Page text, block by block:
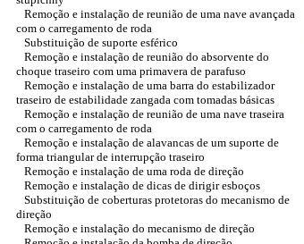
Remoção e instalação de reunião de uma nave avançada
com o carregamento de roda
Substituição de suporte esférico
Remoção e instalação de reunião do absorvente do
choque traseiro com uma primavera de parafuso
Remoção e instalação de uma barra do estabilizador
traseiro de estabilidade zangada com tomadas básicas
Remoção e instalação de reunião de uma nave traseira
com o carregamento de roda
Remoção e instalação de alavancas de um suporte de
forma triangular de interrupção traseiro
Remoção e instalação de uma roda de direção
Remoção e instalação de dicas de dirigir esboços
Substituição de coberturas protetoras do mecanismo de
direção
Remoção e instalação do mecanismo de direção